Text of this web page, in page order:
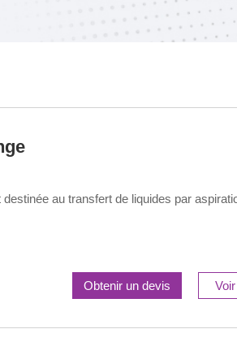
au transfert de liquides par
Obtenir un devis